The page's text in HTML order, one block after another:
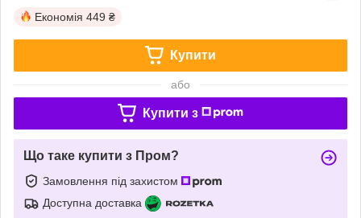
Економія 449 ₴
Купити
або
Купити з
Що таке купити з Пром?
Замовлення під захистом
Доступна доставка